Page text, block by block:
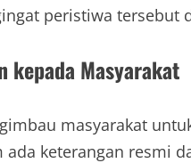
peristiwa tersebut
kepada Masyarakat
masyarakat
keterangan resmi